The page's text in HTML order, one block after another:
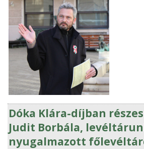
Dóka Klára-díjban
Judit Borbála,
nyugalmazott